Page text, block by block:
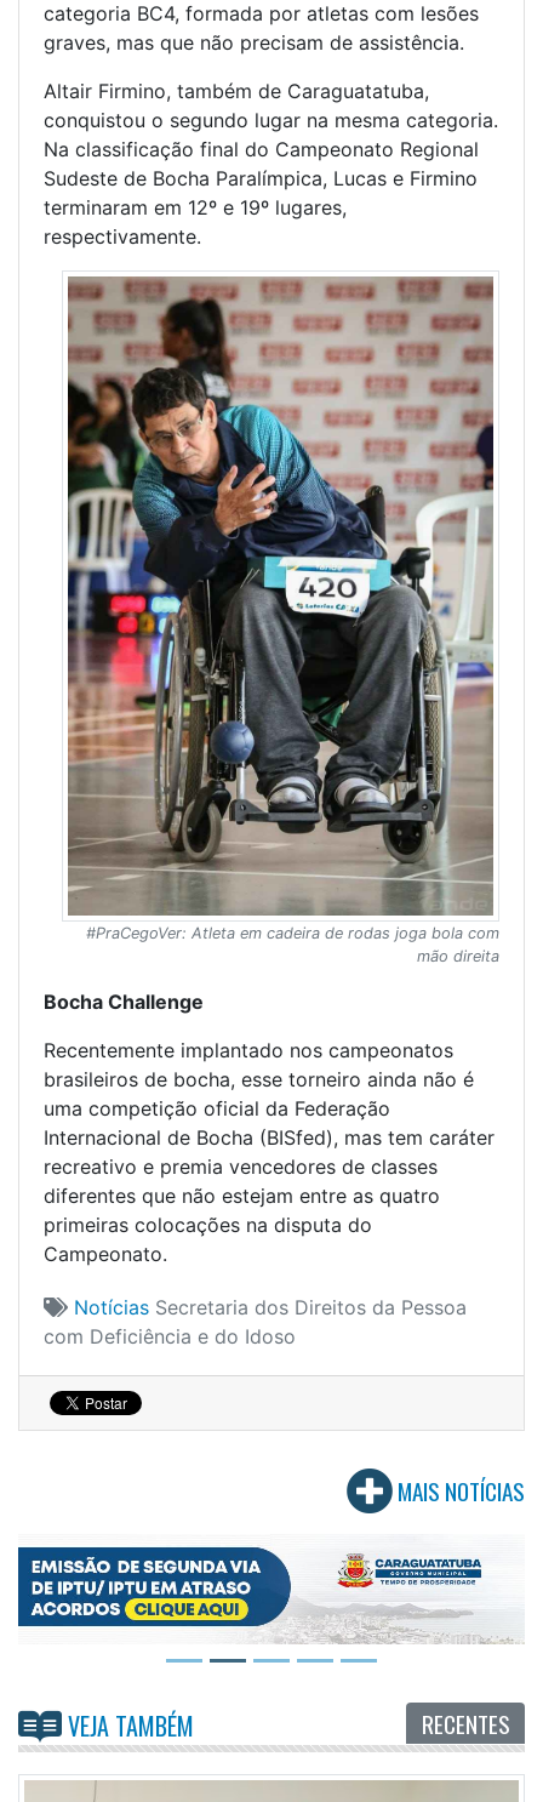
categoria BC4, formada por atletas com lesões
graves, mas que não precisam de assistência.
Altair Firmino, também de Caraguatatuba,
conquistou o segundo lugar na mesma categoria.
Na classificação final do Campeonato Regional
Sudeste de Bocha Paralímpica, Lucas e Firmino
terminaram em 12º e 19º lugares,
respectivamente.
#PraCegoVer: Atleta em cadeira de rodas joga bola com
mão direita
Bocha Challenge
Recentemente implantado nos campeonatos
brasileiros de bocha, esse torneiro ainda não é
uma competição oficial da Federação
Internacional de Bocha (BISfed), mas tem caráter
recreativo e premia vencedores de classes
diferentes que não estejam entre as quatro
primeiras colocações na disputa do
Campeonato.
Notícias Secretaria dos Direitos da Pessoa
com Deficiência e do Idoso
MAIS NOTÍCIAS
VEJA TAMBÉM RECENTES